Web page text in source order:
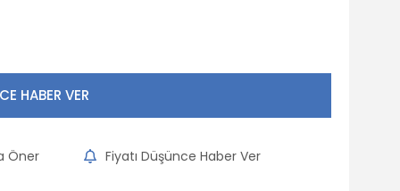
HABER VER
Öner Fiyatı Düşünce Haber Ver